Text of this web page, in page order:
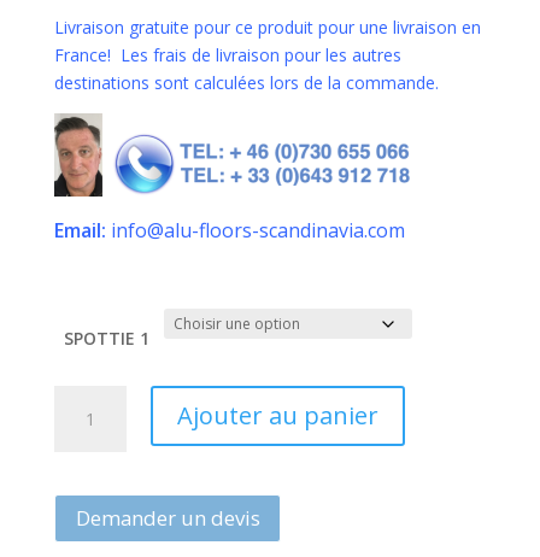
Livraison gratuite pour ce produit pour une livraison en
France! Les frais de livraison pour les autres
destinations sont calculées lors de la commande.
Email: info@alu-floors-scandinavia.com
SPOTTIE 1
PROJECTEURS
SANS
NICHE
Ajouter au panier
Demander un devis